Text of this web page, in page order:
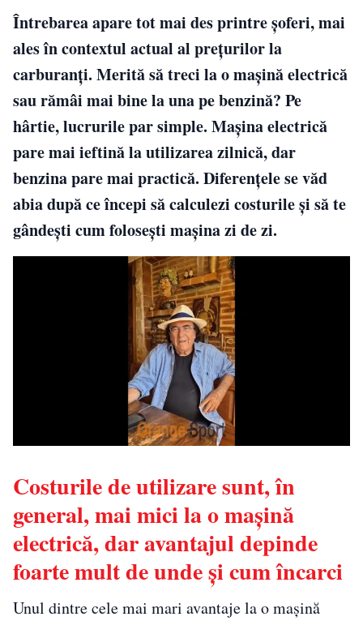
Întrebarea apare tot mai des printre șoferi, mai
ales în contextul actual al prețurilor la
carburanți. Merită să treci la o mașină electrică
sau rămâi mai bine la una pe benzină? Pe
hârtie, lucrurile par simple. Mașina electrică
pare mai ieftină la utilizarea zilnică, dar
benzina pare mai practică. Diferențele se văd
abia după ce începi să calculezi costurile și să te
gândești cum folosești mașina zi de zi.
Costurile de utilizare sunt, în
general, mai mici la o mașină
electrică, dar avantajul depinde
foarte mult de unde și cum încarci
Unul dintre cele mai mari avantaje la o mașină